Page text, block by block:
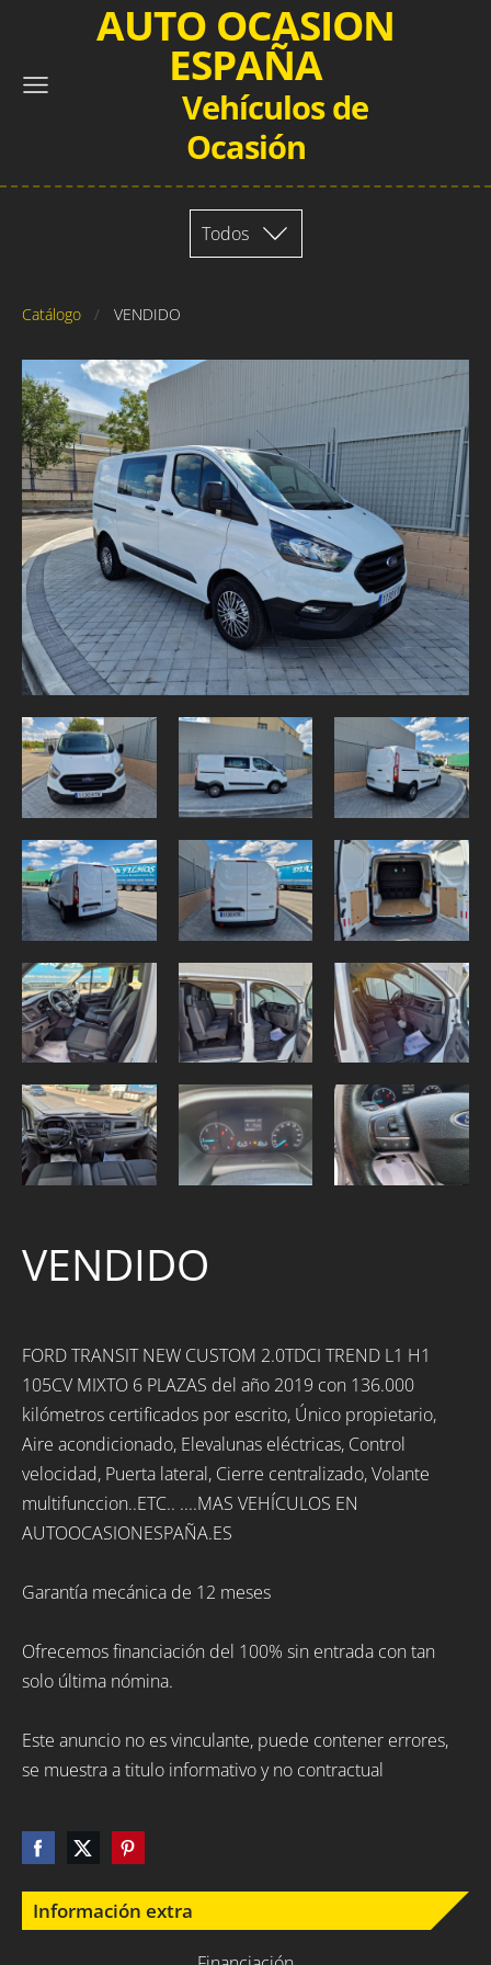
AUTO OCASION
ESPAÑA
Vehículos de
Ocasión
Todos
Información extra
Catálogo VENDIDO
VENDIDO
FORD TRANSIT NEW CUSTOM 2.0TDCI TREND L1 H1
105CV MIXTO 6 PLAZAS del año 2019 con 136.000
kilómetros certificados por escrito, Único propietario,
Aire acondicionado, Elevalunas eléctricas, Control
velocidad, Puerta lateral, Cierre centralizado, Volante
multifunccion..ETC.. ....MAS VEHÍCULOS EN
AUTOOCASIONESPAÑA.ES
Garantía mecánica de 12 meses
Ofrecemos financiación del 100% sin entrada con tan
solo última nómina.
Este anuncio no es vinculante, puede contener errores,
se muestra a titulo informativo y no contractual